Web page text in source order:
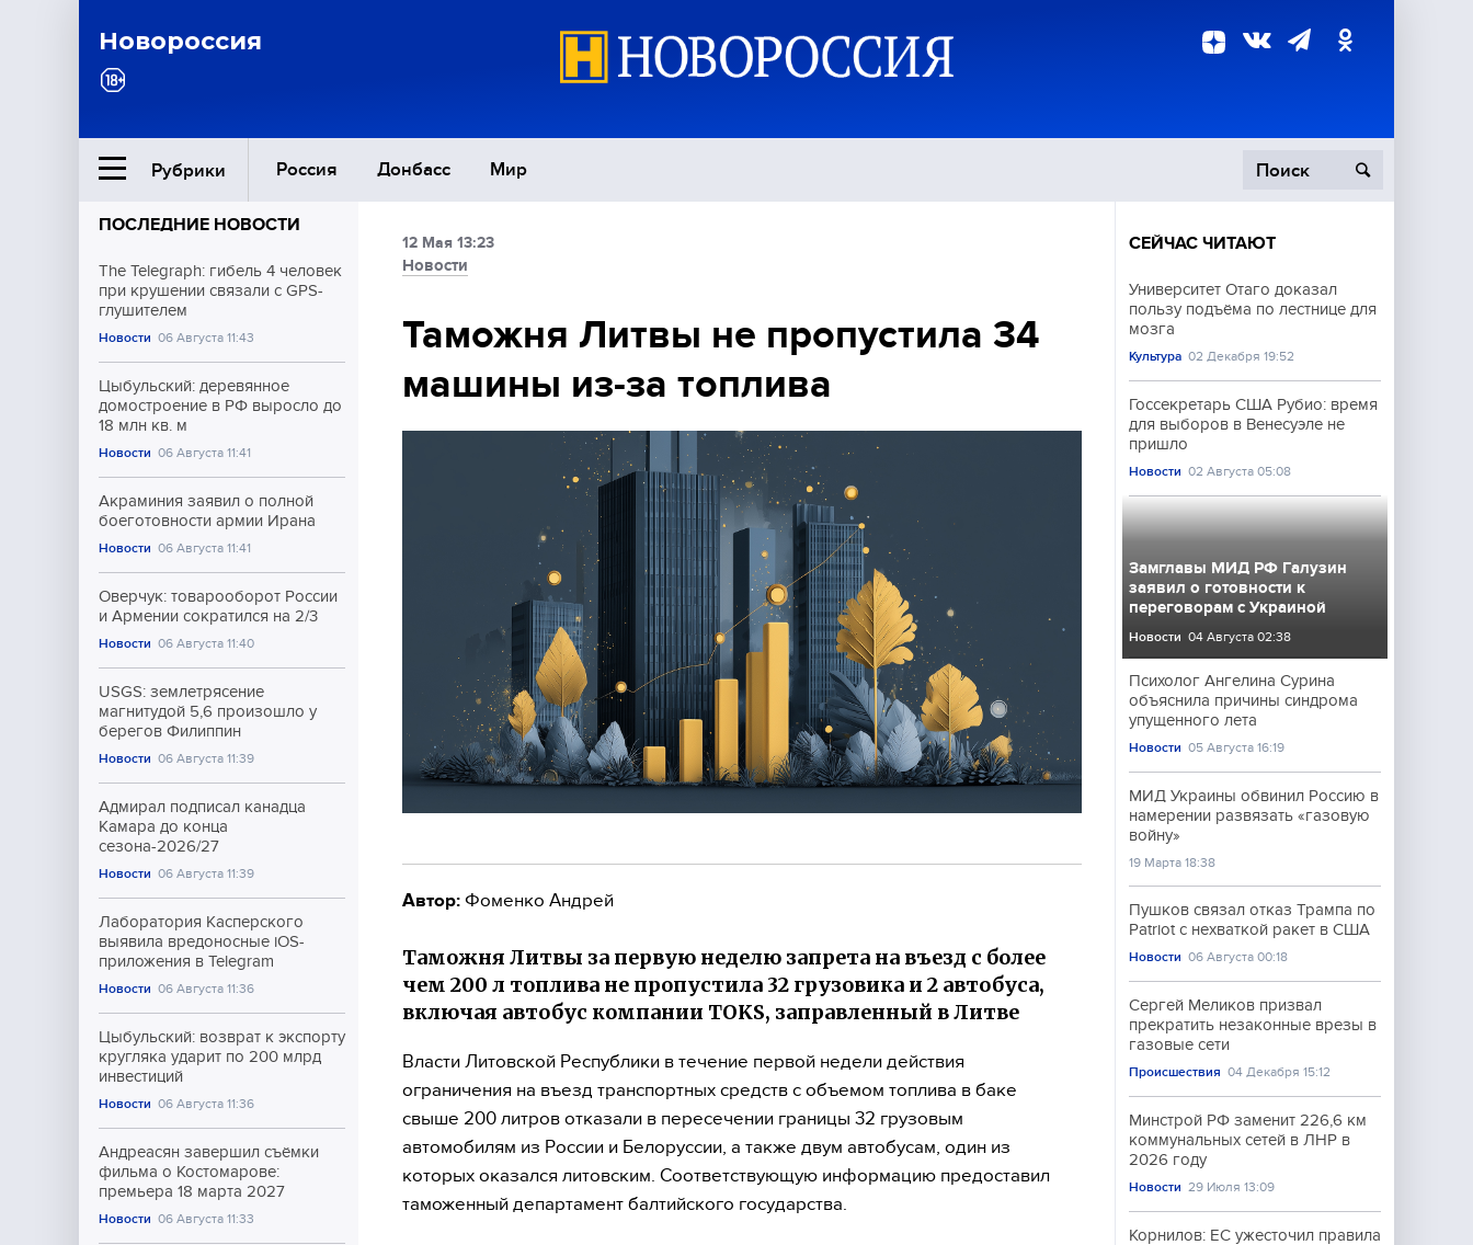
Новороссия
Рубрики Россия Донбасс Мир
Ближний Восток
Общество
Экономика
Происшествия
Культура
Спорт
ПОСЛЕДНИЕ НОВОСТИ
The Telegraph: гибель 4 человек
при крушении связали с GPS-
глушителем
Новости 06 Августа 11:43
Цыбульский: деревянное
домостроение в РФ выросло до
18 млн кв. м
Новости 06 Августа 11:41
Акраминия заявил о полной
боеготовности армии Ирана
Новости 06 Августа 11:41
Оверчук: товарооборот России
и Армении сократился на 2/3
Новости 06 Августа 11:40
USGS: землетрясение
магнитудой 5,6 произошло у
берегов Филиппин
Новости 06 Августа 11:39
Адмирал подписал канадца
Камара до конца
сезона-2026/27
Новости 06 Августа 11:39
Лаборатория Касперского
выявила вредоносные iOS-
приложения в Telegram
Новости 06 Августа 11:36
Цыбульский: возврат к экспорту
кругляка ударит по 200 млрд
инвестиций
Новости 06 Августа 11:36
Андреасян завершил съёмки
фильма о Костомарове:
премьера 18 марта 2027
Новости 06 Августа 11:33
12 Мая 13:23
Новости
Таможня Литвы не пропустила 34
машины из-за топлива
Автор: Фоменко Андрей
Таможня Литвы за первую неделю запрета на въезд с более
чем 200 л топлива не пропустила 32 грузовика и 2 автобуса,
включая автобус компании TOKS, заправленный в Литве
Власти Литовской Республики в течение первой недели действия
ограничения на въезд транспортных средств с объемом топлива в баке
свыше 200 литров отказали в пересечении границы 32 грузовым
автомобилям из России и Белоруссии, а также двум автобусам, один из
которых оказался литовским. Соответствующую информацию предоставил
таможенный департамент балтийского государства.
СЕЙЧАС ЧИТАЮТ
Университет Отаго доказал
пользу подъёма по лестнице для
мозга
Культура 02 Декабря 19:52
Госсекретарь США Рубио: время
для выборов в Венесуэле не
пришло
Новости 02 Августа 05:08
Замглавы МИД РФ Галузин
заявил о готовности к
переговорам с Украиной
Новости 04 Августа 02:38
Психолог Ангелина Сурина
объяснила причины синдрома
упущенного лета
Новости 05 Августа 16:19
МИД Украины обвинил Россию в
намерении развязать «газовую
войну»
19 Марта 18:38
Пушков связал отказ Трампа по
Patriot с нехваткой ракет в США
Новости 06 Августа 00:18
Сергей Меликов призвал
прекратить незаконные врезы в
газовые сети
Происшествия 04 Декабря 15:12
Минстрой РФ заменит 226,6 км
коммунальных сетей в ЛНР в
2026 году
Новости 29 Июля 13:09
Корнилов: ЕС ужесточил правила